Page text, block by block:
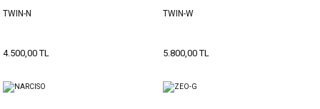
TWIN-N
4.500,00 TL
TWIN-W
5.800,00 TL